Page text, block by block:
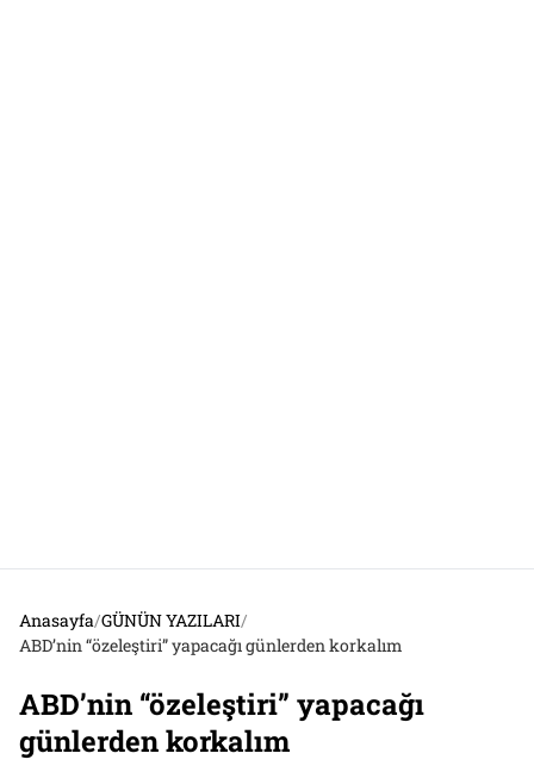
Anasayfa/GÜNÜN YAZILARI/
ABD’nin “özeleştiri” yapacağı günlerden korkalım
ABD’nin “özeleştiri” yapacağı
günlerden korkalım